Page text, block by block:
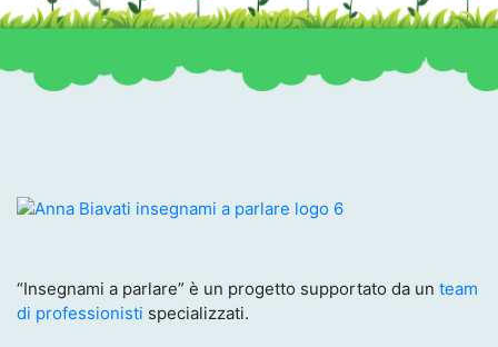
“Insegnami a parlare” è un progetto supportato da un team
di professionisti specializzati.